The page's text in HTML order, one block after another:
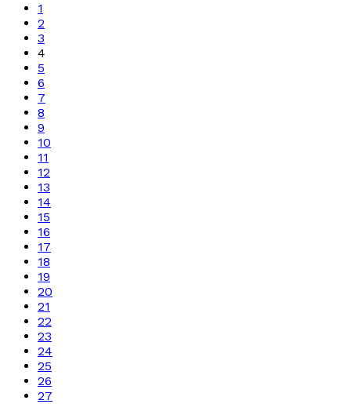
1
2
3
4
5
6
7
8
9
10
11
12
13
14
15
16
17
18
19
20
21
22
23
24
25
26
27